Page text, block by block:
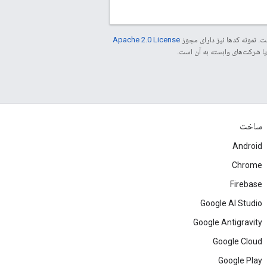
نمونه کدها نیز دارای مجوز Apache 2.0 License
ساخت
Android
Chrome
Firebase
Google AI Studio
Google Antigravity
Google Cloud
Google Play